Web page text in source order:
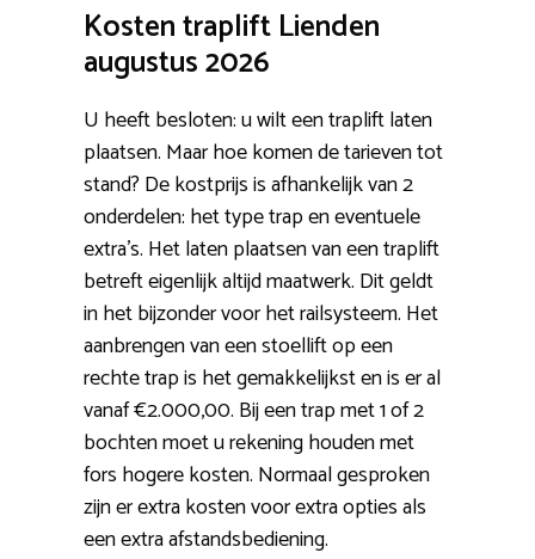
Kosten traplift Lienden
augustus 2026
U heeft besloten: u wilt een traplift laten
plaatsen. Maar hoe komen de tarieven tot
stand? De kostprijs is afhankelijk van 2
onderdelen: het type trap en eventuele
extra’s. Het laten plaatsen van een traplift
betreft eigenlijk altijd maatwerk. Dit geldt
in het bijzonder voor het railsysteem. Het
aanbrengen van een stoellift op een
rechte trap is het gemakkelijkst en is er al
vanaf €2.000,00. Bij een trap met 1 of 2
bochten moet u rekening houden met
fors hogere kosten. Normaal gesproken
zijn er extra kosten voor extra opties als
een extra afstandsbediening.